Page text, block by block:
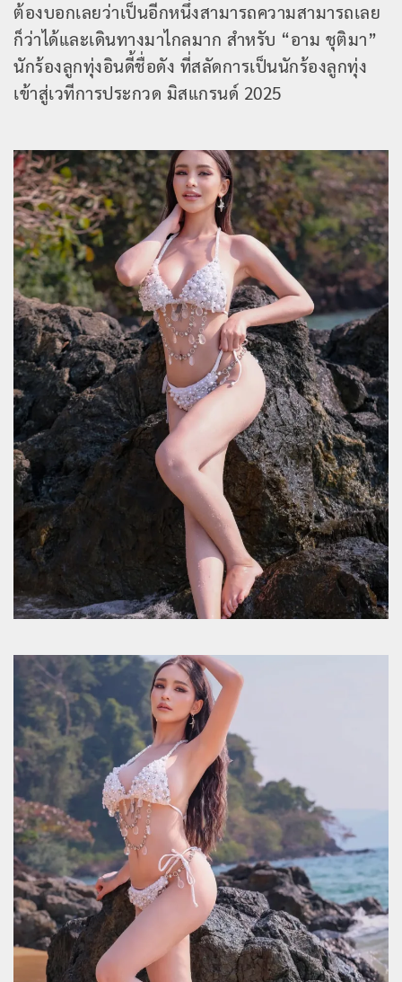
ต้องบอกเลยว่าเป็นอีกหนึ่งสามารถความสามารถเลย
ก็ว่าได้และเดินทางมาไกลมาก สำหรับ “อาม ชุติมา”
นักร้องลูกทุ่งอินดี้ชื่อดัง ที่สลัดการเป็นนักร้องลูกทุ่ง
เข้าสู่เวทีการประกวด มิสแกรนด์ 2025